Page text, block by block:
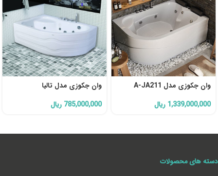
وان جکوزی مدل A-JA211
1,339,000,000 ریال
وان جکوزی مدل تالیا
785,000,000 ریال
دسته های محصولات